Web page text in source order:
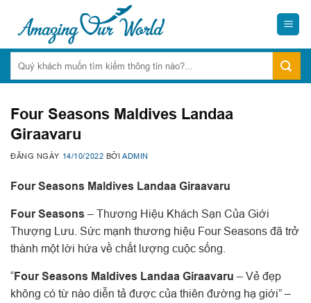
Four Seasons Maldives Landaa
Giraavaru
ĐĂNG NGÀY 14/10/2022 BỞIADMIN
Four Seasons Maldives Landaa Giraavaru
Four Seasons – Thương Hiệu Khách Sạn Của Giới
Thượng Lưu. Sức mạnh thương hiệu Four Seasons đã trở
thành một lời hứa về chất lượng cuộc sống.
“Four Seasons Maldives Landaa Giraavaru – Vẻ đẹp
không có từ nào diễn tả được của thiên đường hạ giới” –